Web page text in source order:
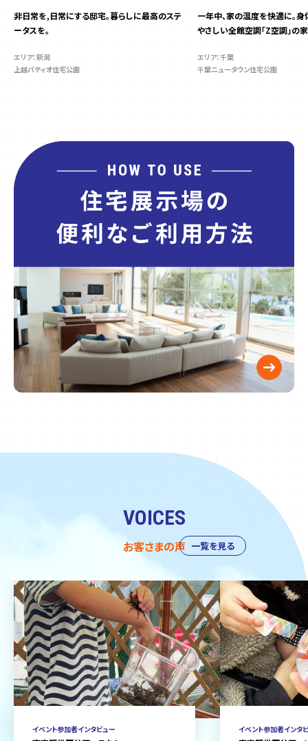
非日常を,日常にする邸宅。暮らしに最高のステ
ータスを。
エリア：新潟
上越パティオ住宅公園
一年中、家の温度を快適に。
やさしい全館空調「Z空調」の家
エリア：千葉
千葉ニュータウン住宅公園
VOICES
お客さまの声
イベント参加者インタビュー イベント参加者インタ
一覧を見る